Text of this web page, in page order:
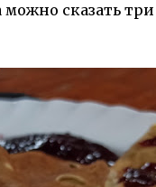
можно сказать